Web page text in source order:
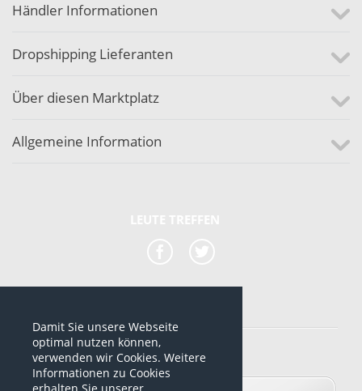
Händler Informationen
Dropshipping Lieferanten
Über diesen Marktplatz
Allgemeine Information
*alle Preise sind netto Preise
© 2012-2026 www.dropshipping-marktplatz.de
Damit Sie unsere Webseite
optimal nutzen können,
verwenden wir Cookies. Weitere
Informationen zu Cookies